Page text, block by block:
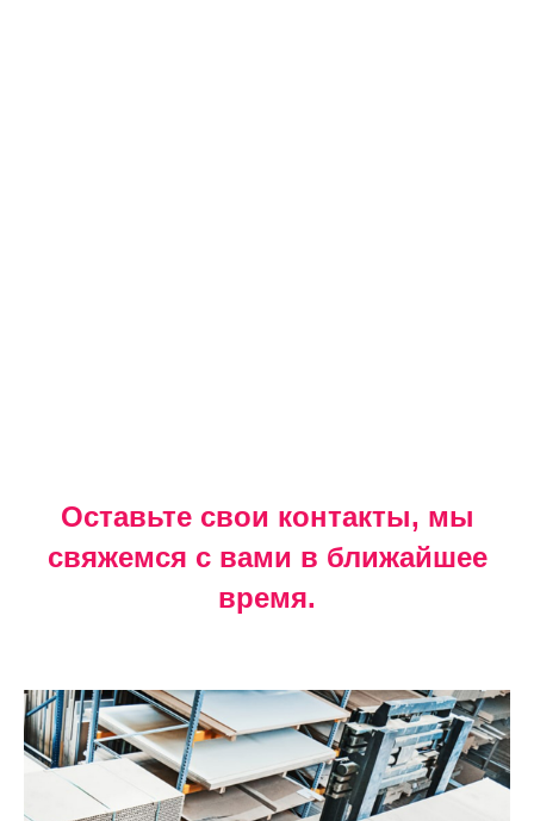
Оставьте свои контакты, мы
свяжемся с вами в ближайшее
время.